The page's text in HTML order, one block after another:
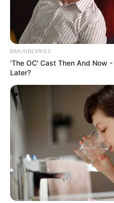
BRAINBERRIES
'The OC' Cast Then And Now
Later?